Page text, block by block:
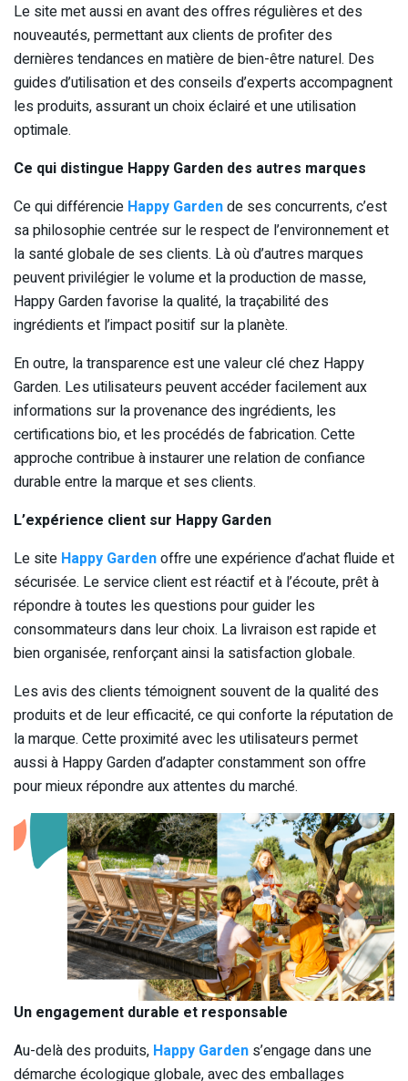
Le site met aussi en avant des offres régulières et des
nouveautés, permettant aux clients de profiter des
dernières tendances en matière de bien-être naturel. Des
guides d’utilisation et des conseils d’experts accompagnent
les produits, assurant un choix éclairé et une utilisation
optimale.
Ce qui distingue Happy Garden des autres marques
Ce qui différencie Happy Gardende ses concurrents, c’est
sa philosophie centrée sur le respect de l’environnement et
la santé globale de ses clients. Là où d’autres marques
peuvent privilégier le volume et la production de masse,
Happy Garden favorise la qualité, la traçabilité des
ingrédients et l’impact positif sur la planète.
En outre, la transparence est une valeur clé chez Happy
Garden. Les utilisateurs peuvent accéder facilement aux
informations sur la provenance des ingrédients, les
certifications bio, et les procédés de fabrication. Cette
approche contribue à instaurer une relation de confiance
durable entre la marque et ses clients.
L’expérience client sur Happy Garden
Le site Happy Gardenoffre une expérience d’achat fluide et
sécurisée. Le service client est réactif et à l’écoute, prêt à
répondre à toutes les questions pour guider les
consommateurs dans leur choix. La livraison est rapide et
bien organisée, renforçant ainsi la satisfaction globale.
Les avis des clients témoignent souvent de la qualité des
produits et de leur efficacité, ce qui conforte la réputation de
la marque. Cette proximité avec les utilisateurs permet
aussi à Happy Garden d’adapter constamment son offre
pour mieux répondre aux attentes du marché.
Un engagement durable et responsable
Au-delà des produits, Happy Garden s’engage dans une
démarche écologique globale, avec des emballages